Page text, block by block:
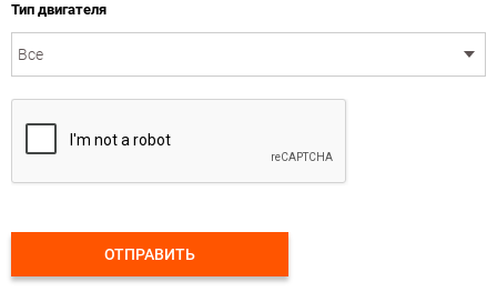
Тип двигателя
ОТПРАВИТЬ